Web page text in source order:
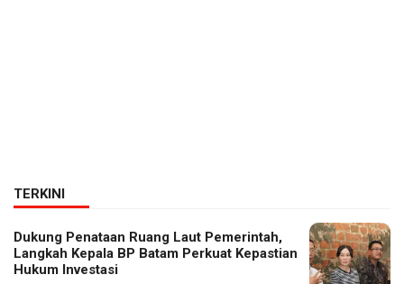
TERKINI
Dukung Penataan Ruang Laut Pemerintah,
Langkah Kepala BP Batam Perkuat Kepastian
Hukum Investasi